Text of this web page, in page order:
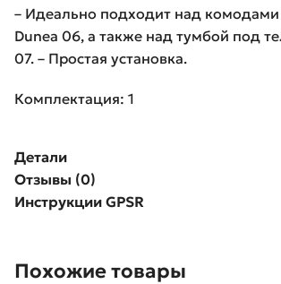
– Идеально подходит над комодами
Dunea 06, а также над тумбой под
07. – Простая установка.
Комплектация: 1
Детали
Отзывы (0)
Инструкции GPSR
Похожие товары